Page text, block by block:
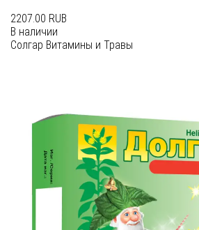
2207.00 RUB
В наличии
Солгар Витамины и Травы